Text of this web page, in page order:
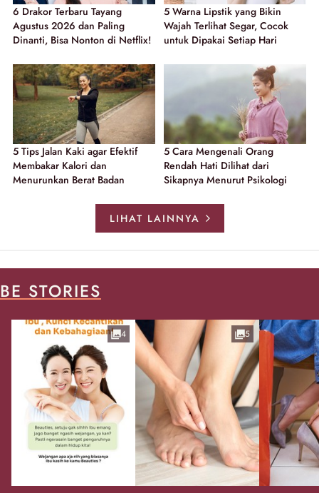
6 Drakor Terbaru Tayang
Agustus 2026 dan Paling
Dinanti, Bisa Nonton di Netflix!
5 Warna Lipstik yang Bikin
Wajah Terlihat Segar, Cocok
untuk Dipakai Setiap Hari
5 Tips Jalan Kaki agar Efektif
Membakar Kalori dan
Menurunkan Berat Badan
5 Cara Mengenali Orang
Rendah Hati Dilihat dari
Sikapnya Menurut Psikologi
LIHAT LAINNYA
BE STORIES
4 5